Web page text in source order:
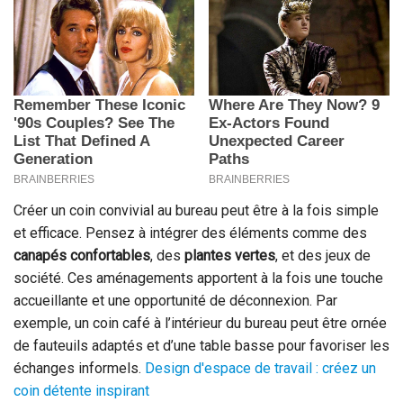
Créer un coin convivial au bureau peut être à la fois simple
et efficace. Pensez à intégrer des éléments comme des
canapés confortables, des plantes vertes, et des jeux de
société. Ces aménagements apportent à la fois une touche
accueillante et une opportunité de déconnexion. Par
exemple, un coin café à l’intérieur du bureau peut être ornée
de fauteuils adaptés et d’une table basse pour favoriser les
échanges informels. Design d'espace de travail : créez un
coin détente inspirant